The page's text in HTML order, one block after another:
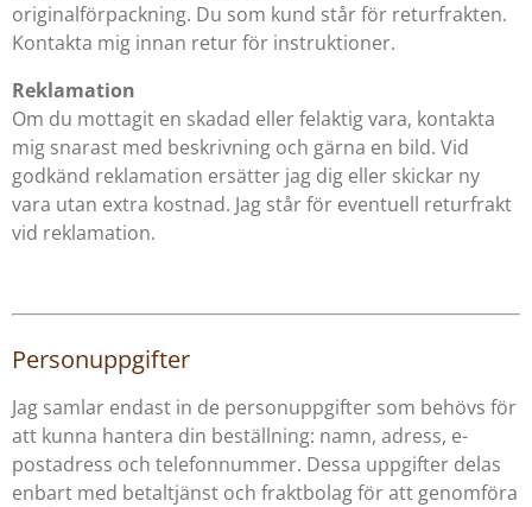
originalförpackning. Du som kund står för returfrakten.
Kontakta mig innan retur för instruktioner.
Reklamation
Om du mottagit en skadad eller felaktig vara, kontakta
mig snarast med beskrivning och gärna en bild. Vid
godkänd reklamation ersätter jag dig eller skickar ny
vara utan extra kostnad. Jag står för eventuell returfrakt
vid reklamation.
Personuppgifter
Jag samlar endast in de personuppgifter som behövs för
att kunna hantera din beställning: namn, adress, e-
postadress och telefonnummer. Dessa uppgifter delas
enbart med betaltjänst och fraktbolag för att genomföra